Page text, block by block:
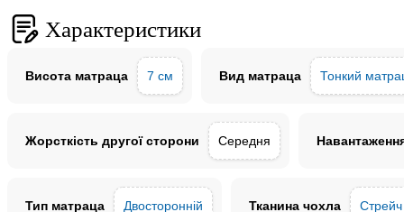
Характеристики
Висота матраца 7 см Вид матраца Тонкий
Жорсткість другої сторони Середня
Тип матраца Двосторонній Тканина чохла Стрейч